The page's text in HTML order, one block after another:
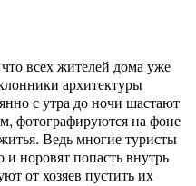
всех жителей дома уже
архитектуры
с утра до ночи шастают
фотографируются на фоне
Ведь многие туристы
и норовят попасть внутрь
от хозяев пустить их